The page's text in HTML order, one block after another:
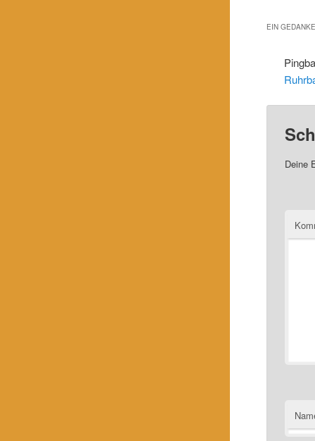
EIN
Deine